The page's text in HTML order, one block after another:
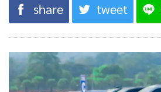
share tweet